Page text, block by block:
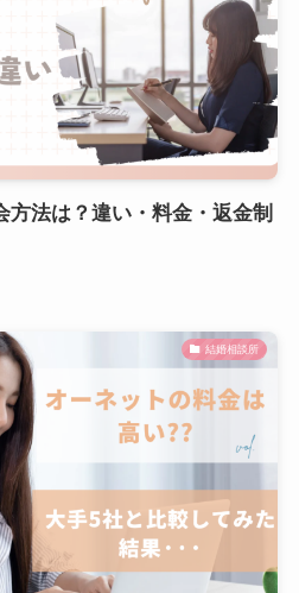
方法は？違い・料金・返金制
結婚相談所